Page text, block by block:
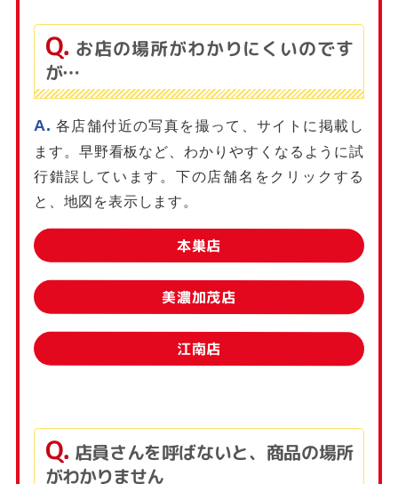
お店の場所がわかりにくいのです
が…
各店舗付近の写真を撮って、サイトに掲載し
ます。早野看板など、わかりやすくなるように試
行錯誤しています。下の店舗名をクリックする
と、地図を表示します。
本巣店
美濃加茂店
江南店
店員さんを呼ばないと、商品の場所
がわかりません